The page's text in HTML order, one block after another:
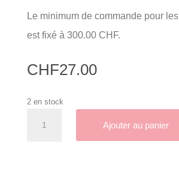
Le minimum de commande pour les
est fixé à 300.00 CHF.
CHF27.00
2 en stock
Ajouter au panier